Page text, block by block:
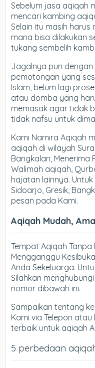
Sebelum jasa aqiqah
mencari kambing
Selain itu masih
mana bisa dilakukan
tukang sembelih
Jagalnya pun
pemotongan yang
Islam, belum lagi
atau domba yang
memasak agar tidak
tidak nafsu untuk
Kami Namira Aqiqah
aqiqah di wilayah
Bangkalan, Menerima
Walimah aqiqah,
hajatan lainnya.
Sidoarjo, Gresik,
pesan pada Kami.
Aqiqah Mudah,
Tempat Aqiqah Tanpa
Mengganggu
Anda Sekeluarga.
Silahkan
nomor dibawah ini.
Sampaikan tentang
Kami via Telepon
terbaik untuk aqiqah
5 perbedaan